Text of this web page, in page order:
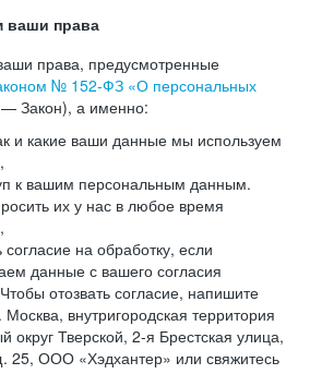
ваши права
права, предусмотренные
№ 152-ФЗ «О персональных
Закон), а именно:
и какие ваши данные мы используем
к вашим персональным данным.
их у нас в любое время
согласие на обработку, если
данные с вашего согласия
отозвать согласие, напишите
внутригородская территория
округ Тверской, 2-я Брестская улица,
25, ООО «Хэдхантер» или свяжитесь